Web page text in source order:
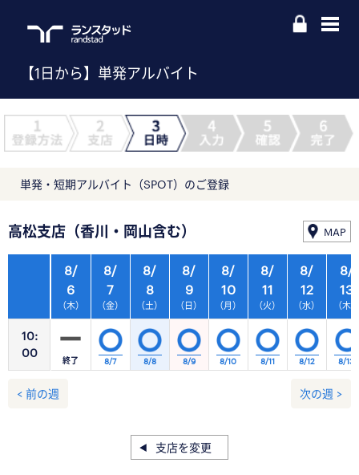
【1日から】単発アルバイト
単発・短期アルバイト（SPOT）のご登録
高松支店（香川・岡山含む） MAP
10:
00
8/
6
（木）
8/
7
（金）
8/
8
（土）
8/
9
（日）
8/
10
（月）
8/
11
（火）
8/
12
（水）
終了 8/7 8/8 8/9 8/10 8/11 8/12
8/
13
（木）
8/13
< 前の週 次の週 >
支店を変更